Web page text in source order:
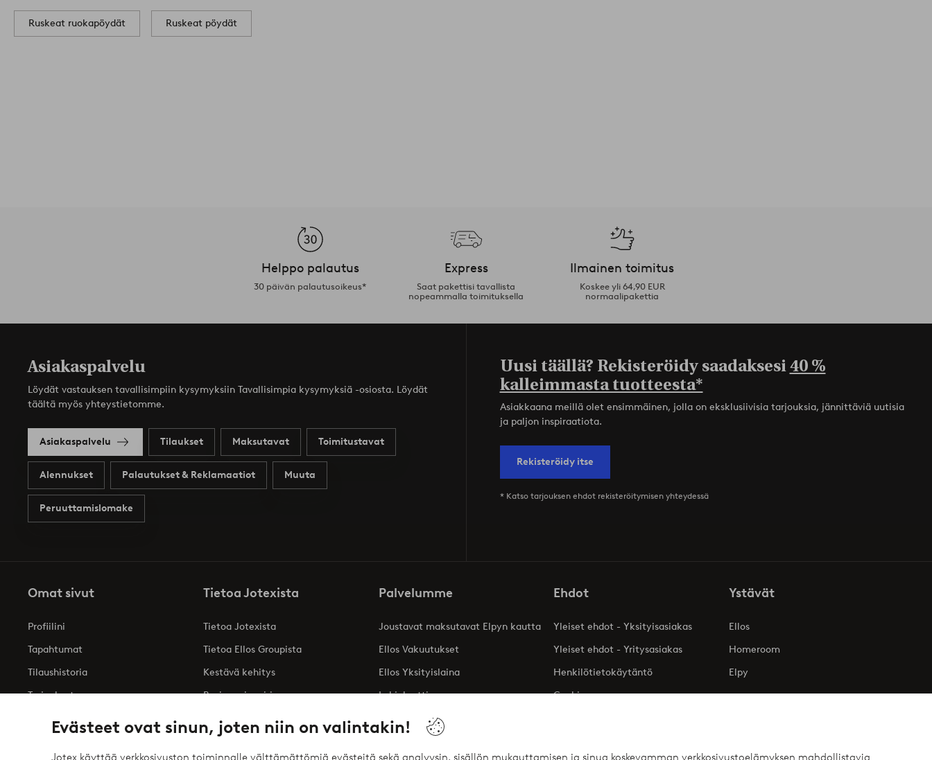
Evästeet ovat sinun, joten niin on valintakin!
Jotex käyttää verkkosivuston toiminnalle välttämättömiä evästeitä sekä analyysin, sisällön mukauttamisen ja sinua koskevamman verkkosivustoelämyksen mahdollistavia
Ruskeat ruokapöydät Ruskeat pöydät
Helppo palautus
30 päivän palautusoikeus*
Express
Saat pakettisi tavallista
nopeammalla toimituksella
Ilmainen toimitus
Koskee yli 64,90 EUR
normaalipakettia
Asiakaspalvelu
Löydät vastauksen tavallisimpiin kysymyksiin Tavallisimpia kysymyksiä -osiosta. Löydät
täältä myös yhteystietomme.
Asiakaspalvelu Tilaukset Maksutavat Toimitustavat
Alennukset Palautukset & Reklamaatiot Muuta
Peruuttamislomake
Uusi täällä? Rekisteröidy saadaksesi40 %
kalleimmasta tuotteesta*
Asiakkaana meillä olet ensimmäinen, jolla on eksklusiivisia tarjouksia, jännittäviä uutisia
ja paljon inspiraatiota.
Rekisteröidy itse
* Katso tarjouksen ehdot rekisteröitymisen yhteydessä
Omat sivut
Profiilini
Tapahtumat
Tilaushistoria
Tarjoukset
Tietoa Jotexista
Tietoa Jotexista
Tietoa Ellos Groupista
Kestävä kehitys
Business inquiries
Saavutettavuusseloste
Palvelumme
Joustavat maksutavat Elpyn kautta
Ellos Vakuutukset
Ellos Yksityislaina
Lahjakortti
Ehdot
Yleiset ehdot - Yksityisasiakas
Yleiset ehdot - Yritysasiakas
Henkilötietokäytäntö
Cookies
Ystävät
Ellos
Homeroom
Elpy